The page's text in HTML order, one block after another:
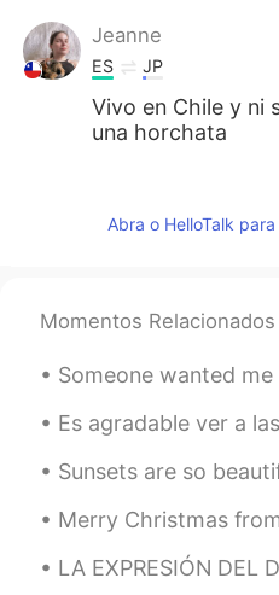
Jeanne
ES JP
Vivo en Chile y ni
una horchata
ES EN
En la semana
en mi vida.
a semana
nunca había
vida.
tomgibo
Abra o HelloTalk
Momentos Relacionados
Someone wanted me to do a pronunciation exercise
Es agradable ver a las personas siendo
Sunsets are so beautiful that it’s hard to screw
Merry Christmas from England, I hope everyone
LA EXPRESIÓN DEL DÍA: You scratch my back,